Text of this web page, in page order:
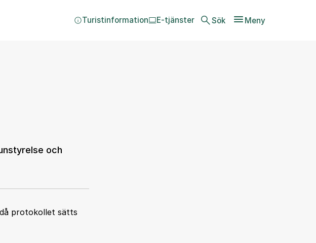
Sök Meny
Turistinformation E-tjänster
och
protokollet sätts